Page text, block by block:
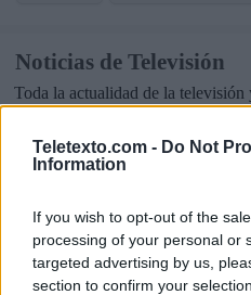
Teletexto.com - Do Not
Information
If you wish to opt-out of the
processing of your personal or
targeted advertising by us,
section to confirm your
Noticias de Televisión
Toda la actualidad de la televisión